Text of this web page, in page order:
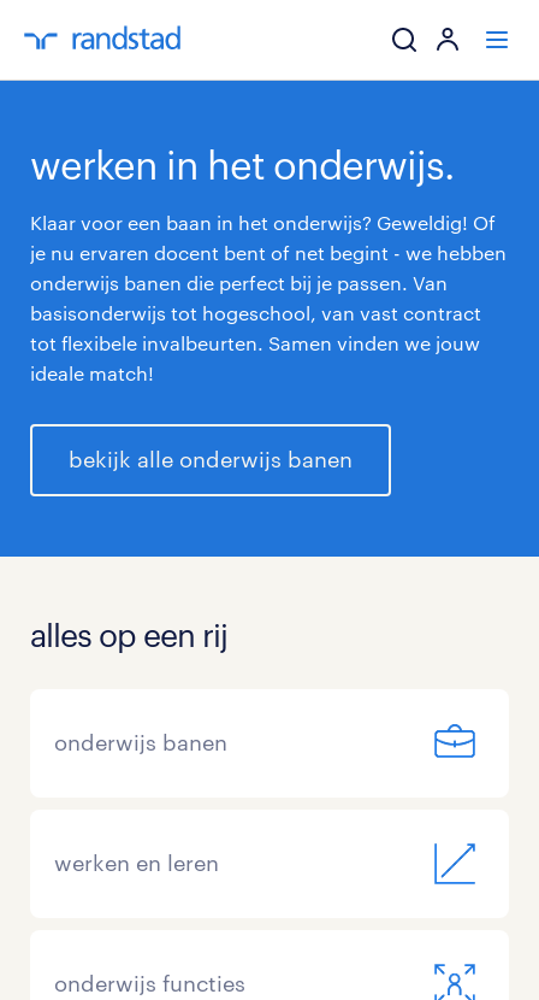
ik zoek een
mijn carrière
over randstad
werken in het onderwijs.
Klaar voor een baan in het onderwijs? Geweldig! Of
je nu ervaren docent bent of net begint - we hebben
onderwijs banen die perfect bij je passen. Van
basisonderwijs tot hogeschool, van vast contract
tot flexibele invalbeurten. Samen vinden we jouw
ideale match!
bekijk alle onderwijs banen
alles op een rij
onderwijs banen
werken en leren
onderwijs functies